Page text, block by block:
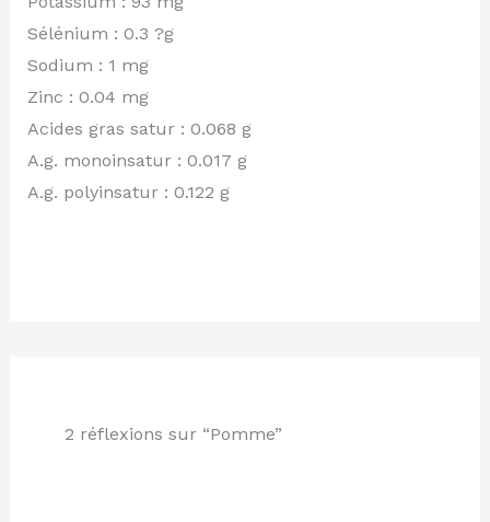
Sélénium : 0.3 ?g
Sodium : 1 mg
Zinc : 0.04 mg
Acides gras satur : 0.068 g
A.g. monoinsatur : 0.017 g
A.g. polyinsatur : 0.122 g
2 réflexions sur “Pomme”